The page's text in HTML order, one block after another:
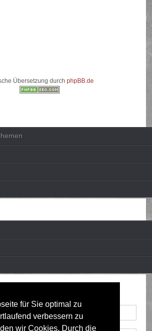
für Sie optimal zu
verbessern zu
wir Cookies. Durch die
Übersetzung durch phpBB.de